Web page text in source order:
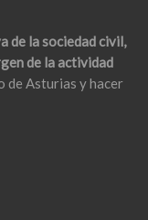
de la sociedad civil,
de la actividad
de Asturias y hacer